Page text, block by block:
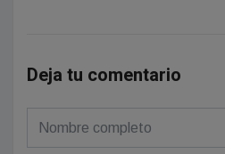
Deja tu comentario